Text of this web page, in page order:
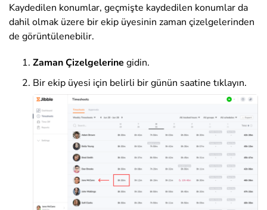
Kaydedilen konumlar, geçmişte kaydedilen konumlar da
dahil olmak üzere bir ekip üyesinin zaman çizelgelerinden
de görüntülenebilir.
Zaman Çizelgelerine gidin.
Bir ekip üyesi için belirli bir günün saatine tıklayın.